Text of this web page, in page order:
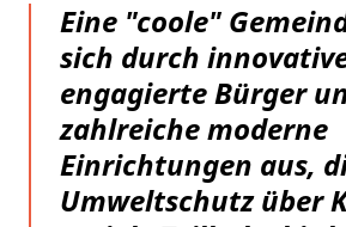
Eine "coole"
sich durch
engagierte Bürger
zahlreiche moderne
Einrichtungen aus,
Umweltschutz über